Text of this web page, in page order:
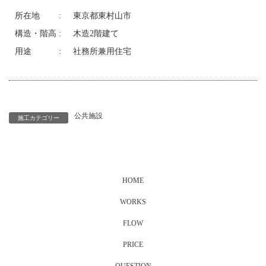
所在地 :
東京都東村山市
構造・階高 :
木造2階建て
用途
: 社務所兼用住宅
施工カテゴリー 公共施設
HOME
WORKS
FLOW
PRICE